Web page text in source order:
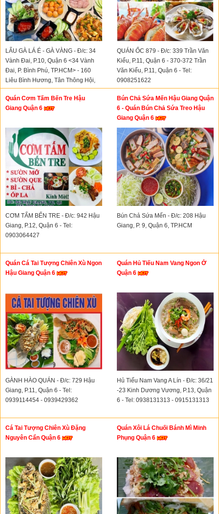
LẨU GÀ LÁ É - GÀ VÀNG - Đ/c: 34
Vành Đai, P.10, Quận 6 <34 Vành
Đai, P. Bình Phú, TP.HCM> - 160
Liêu Bình Hương, Tân Thông Hội,
Củ Chi - Hotline: 0393159109 -
0899872235
QUÁN ỐC 879 - Đ/c: 339 Trần Văn
Kiểu, P.11, Quận 6 - 370-372 Trần
Văn Kiểu, P.11, Quận 6 - Tel:
0908251622
Quán Cơm Tấm Bến Tre Hậu
Giang Quận 6
CƠM TẤM BẾN TRE - Đ/c: 942 Hậu
Giang, P.12, Quận 6 - Tel:
0903064427
Bún Chả Sứa Mến Hậu Giang Quận
6 - Quán Bún Chả Sứa Treo Hậu
Giang Quận 6
Bún Chả Sứa Mến - Đ/c: 208 Hậu
Giang, P. 9, Quận 6, TP.HCM
Quán Cá Tai Tượng Chiên Xù Ngon
Hậu Giang Quận 6
GÀNH HÀO QUÁN - Đ/c: 729 Hậu
Giang, P.11, Quận 6 - Tel:
0939114454 - 0939429362
Quán Hủ Tiếu Nam Vang Ngon Ở
Quận 6
Hủ Tiếu Nam Vang A Lín - Đ/c: 36/21
-23 Kinh Dương Vương, P.13, Quận
6 - Tel: 0938131313 - 0915131313
Cá Tai Tượng Chiên Xù Đặng
Nguyên Cẩn Quận 6
Quán Xôi Lá Chuối Bánh Mì Minh
Phụng Quận 6